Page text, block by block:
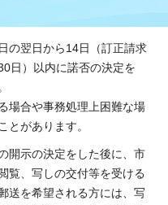
の翌日から14日（訂正請求
日）以内に諾否の決定を
場合や事務処理上困難な場
とがあります。
開示の決定をした後に、市
覧、写しの交付等を受ける
送を希望される方には、写